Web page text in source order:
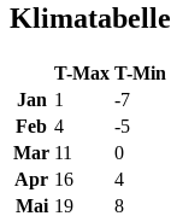
Klimatabelle
T-Max T-Min
Jan 1 -7
Feb 4 -5
Mar 11 0
Apr 16 4
Mai 19 8